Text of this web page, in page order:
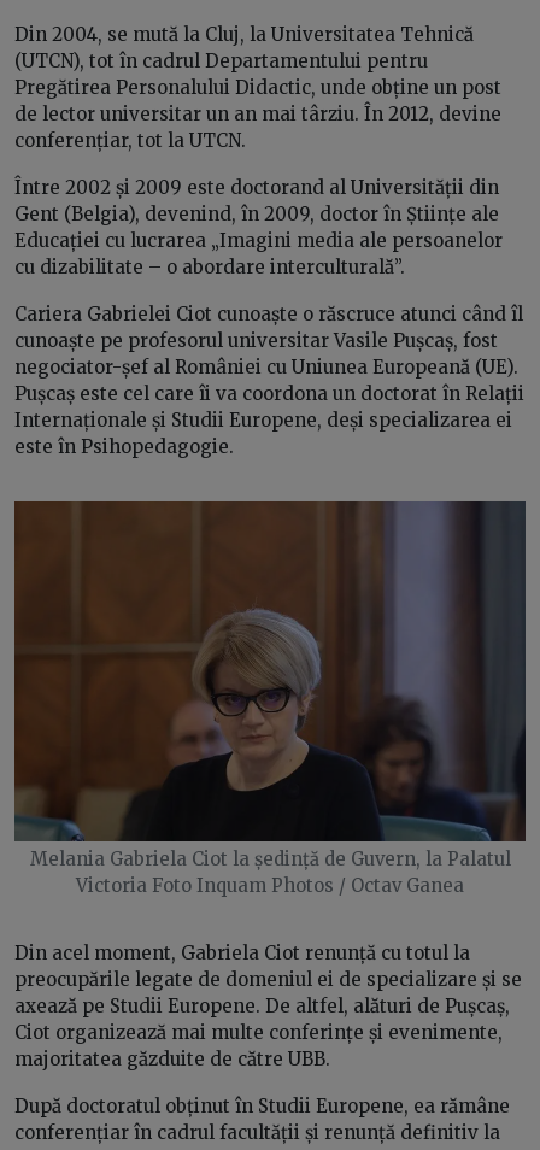
Din 2004, se mută la Cluj, la Universitatea Tehnică
(UTCN), tot în cadrul Departamentului pentru
Pregătirea Personalului Didactic, unde obține un post
de lector universitar un an mai târziu. În 2012, devine
conferențiar, tot la UTCN.
Între 2002 și 2009 este doctorand al Universității din
Gent (Belgia), devenind, în 2009, doctor în Științe ale
Educației cu lucrarea „Imagini media ale persoanelor
cu dizabilitate – o abordare interculturală”.
Cariera Gabrielei Ciot cunoaște o răscruce atunci când îl
cunoaște pe profesorul universitar Vasile Pușcaș, fost
negociator-șef al României cu Uniunea Europeană (UE).
Pușcaș este cel care îi va coordona un doctorat în Relații
Internaționale și Studii Europene, deși specializarea ei
este în Psihopedagogie.
Melania Gabriela Ciot la ședință de Guvern, la Palatul
Victoria Foto Inquam Photos / Octav Ganea
Din acel moment, Gabriela Ciot renunță cu totul la
preocupările legate de domeniul ei de specializare și se
axează pe Studii Europene. De altfel, alături de Pușcaș,
Ciot organizează mai multe conferințe și evenimente,
majoritatea găzduite de către UBB.
După doctoratul obținut în Studii Europene, ea rămâne
conferențiar în cadrul facultății și renunță definitiv la